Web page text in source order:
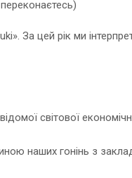
За цей рік ми
світової
наших гонінь з